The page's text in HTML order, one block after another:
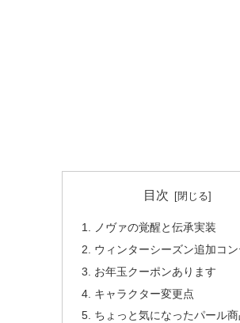
目次
ノヴァの覚醒と伝承実装
ウィンターシーズン追加コ
お年玉クーポンあります
キャラクター変更点
ちょっと気になったパール商